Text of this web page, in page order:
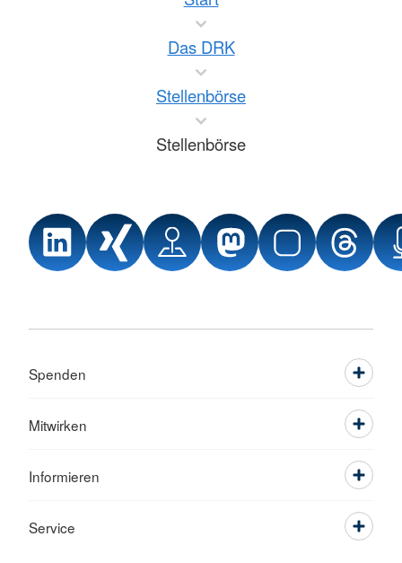
Das DRK
Stellenbörse
Stellenbörse
Spenden
Mitwirken
Informieren
Service